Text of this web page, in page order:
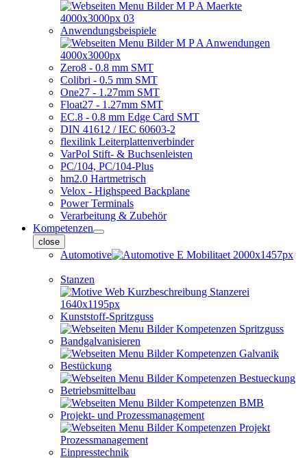
Anwendungsbeispiele
Zero8 - 0.8 mm SMT
Colibri - 0.5 mm SMT
One27 - 1.27mm SMT
Float27 - 1.27mm SMT
EC.8 - 0.8 mm Edge Card SMT
DIN 41612 / IEC 60603-2
flexilink Leiterplattenverbinder
VarPol Stift- & Buchsenleisten
PC/104, PC/104-Plus
hm2.0 Hartmetrisch
Velox - Highspeed Backplane
Power Terminals
Verarbeitung & Zubehör
Kompetenzen
close
Automotive
Stanzen
Kunststoff-Spritzguss
Bandgalvanisieren
Bestückung
Betriebsmittelbau
Projekt- und Prozessmanagement
Einpresstechnik